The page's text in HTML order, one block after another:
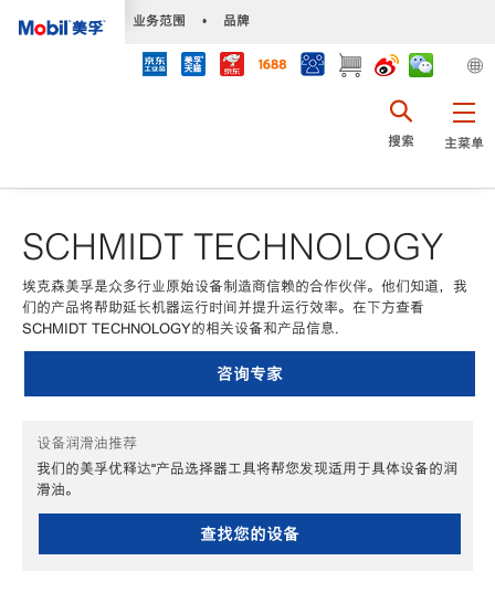
业务范围 • 品牌
主菜单
搜索
SCHMIDT TECHNOLOGY
埃克森美孚是众多行业原始设备制造商信赖的合作伙伴。他们知道，我
们的产品将帮助延长机器运行时间并提升运行效率。在下方查看
SCHMIDT TECHNOLOGY的相关设备和产品信息.
咨询专家
设备润滑油推荐
我们的美孚优释达℠产品选择器工具将帮您发现适用于具体设备的润
滑油。
查找您的设备